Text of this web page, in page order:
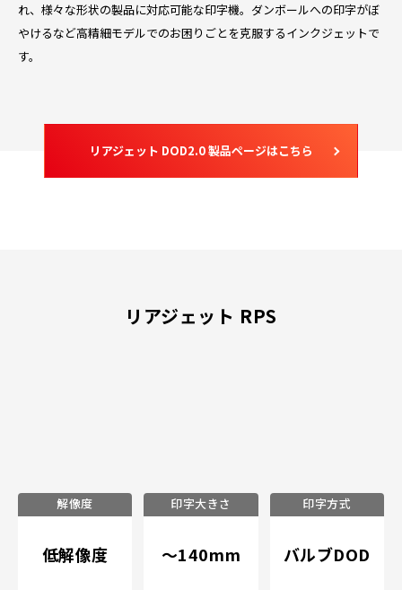
れ、様々な形状の製品に対応可能な印字機。ダンボールへの印字がぼ
やけるなど高精細モデルでのお困りごとを克服するインクジェットで
す。
リアジェット DOD2.0 製品ページはこちら
リアジェット RPS
解像度
低解像度
印字大きさ
～140mm
印字方式
バルブDOD